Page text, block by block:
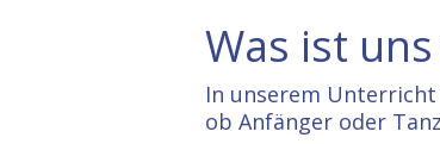
Was ist
In unserem
ob Anfänger oder